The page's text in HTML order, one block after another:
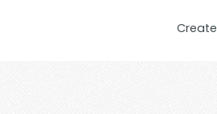
Create